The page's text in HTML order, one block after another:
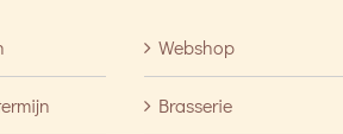
Webshop
Brasserie